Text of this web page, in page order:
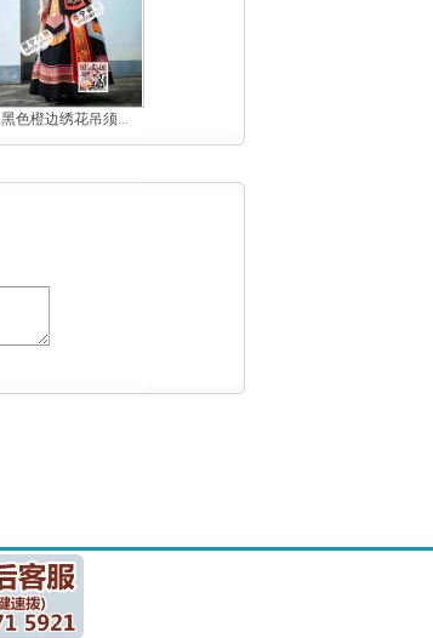
黑色橙边绣花吊须...